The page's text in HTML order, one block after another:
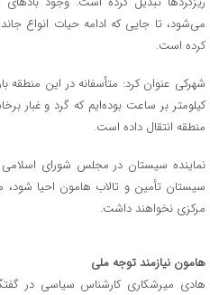
می‌شود، تا جایی که ادامه حیات انواع
کرده است.
کیلومتر بر ساعت بوده‌ایم که گرد و غبار
منطقه انتقال داده است.
نماینده سیستان در مجلس شورای
سیستان تأمین و تالاب هامون احیا
مرکزی نخواهند داشت.
هامون نیازمند توجه ملی
هادی میرشکاری کارشناس سیاسی در